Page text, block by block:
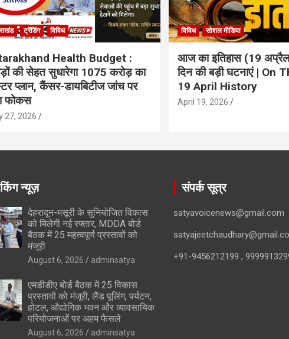
ट्रेंडिंग विविध
Health Budget :
की सेहत सुधारेगा 1075 करोड़ का
प्लान, कैंसर-डायबिटीज जांच पर
फोकस
27, 2026
विविध सोशल मीडिया
आज का इतिहास (19
दिन की बड़ी घटनाएं | On
19 April History
April 19, 2026
न्यूज़
देहरादून-मसूरी के सुनियोजित विकास
को मिलेगी नई रफ्तार, MDDA बोर्ड
बैठक में 25 महत्वपूर्ण प्रस्तावों को
मंजूरी
August 6, 2026 adminsatya
एमडीडीए बोर्ड बैठक में 25 विकास
प्रस्तावों को मंजूरी, लैंड पूलिंग, पर्यटन,
होटल, औद्योगिक भवन और व्यावसायिक
परियोजनाओं पर अहम फैसले
August 6, 2026 adminsatya
संपर्क सूत्र
satyavoicenews@gmail.com
+91-9456212199 ,